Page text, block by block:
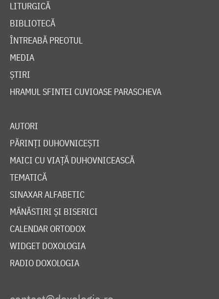
LITURGICĂ
BIBLIOTECĂ
ÎNTREABĂ PREOTUL
MEDIA
ȘTIRI
HRAMUL SFINTEI CUVIOASE PARASCHEVA
AUTORI
PĂRINȚI DUHOVNICEȘTI
MAICI CU VIAȚĂ DUHOVNICEASCĂ
TEMATICĂ
SINAXAR ALFABETIC
MĂNĂSTIRI ȘI BISERICI
CALENDAR ORTODOX
WIDGET DOXOLOGIA
RADIO DOXOLOGIA